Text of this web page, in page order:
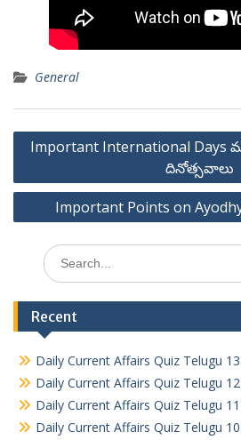
General
Post
navigation
Important International
దినోత్సవాలు
Important Points on
Search
for:
Recent
Daily Current Affairs Quiz Telugu 13
Daily Current Affairs Quiz Telugu 12
Daily Current Affairs Quiz Telugu 11
Daily Current Affairs Quiz Telugu 10